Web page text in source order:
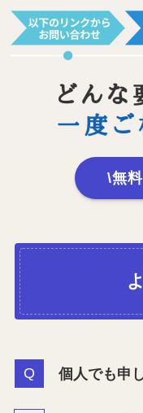
\無
個人でも申